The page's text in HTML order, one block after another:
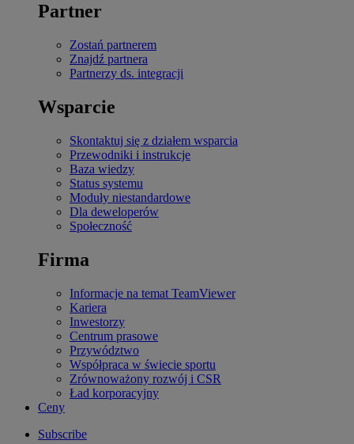
Partner
Zostań partnerem
Znajdź partnera
Partnerzy ds. integracji
Wsparcie
Skontaktuj się z działem wsparcia
Przewodniki i instrukcje
Baza wiedzy
Status systemu
Moduły niestandardowe
Dla deweloperów
Społeczność
Firma
Informacje na temat TeamViewer
Kariera
Inwestorzy
Centrum prasowe
Przywództwo
Współpraca w świecie sportu
Zrównoważony rozwój i CSR
Ład korporacyjny
Ceny
Subscribe